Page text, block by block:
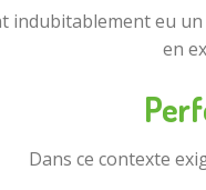
indubitablement eu
en
Dans ce contexte